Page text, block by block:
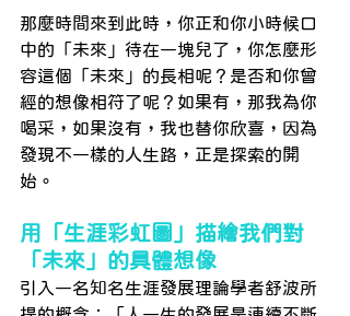
那麼時間來到此時，你正和你小時候口
中的「未來」待在一塊兒了，你怎麼形
容這個「未來」的長相呢？是否和你曾
經的想像相符了呢？如果有，那我為你
喝采，如果沒有，我也替你欣喜，因為
發現不一樣的人生路，正是探索的開
始。
用「生涯彩虹圖」描繪我們對
「未來」的具體想像
引入一名知名生涯發展理論學者舒波所